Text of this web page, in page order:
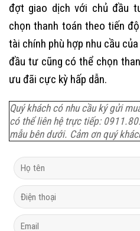
đợt giao dịch với chủ đầu
chọn thanh toán theo tiến
tài chính phù hợp nhu cầu
đầu tư cũng có thể chọn
ưu đãi cực kỳ hấp dẫn.
Quý khách có nhu cầu ký gửi
có thể liên hệ trực tiếp:
mẫu bên dưới. Cảm ơn quý